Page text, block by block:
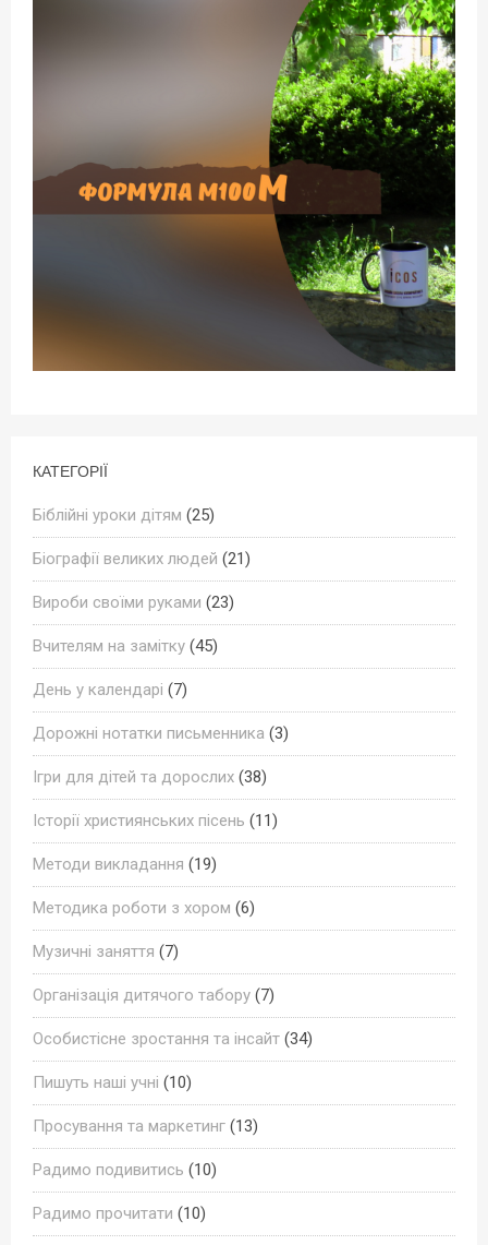
КАТЕГОРІЇ
Біблійні уроки дітям (25)
Біографії великих людей (21)
Вироби своїми руками (23)
Вчителям на замітку (45)
День у календарі (7)
Дорожні нотатки письменника (3)
Ігри для дітей та дорослих (38)
Історії християнських пісень (11)
Методи викладання (19)
Методика роботи з хором (6)
Музичні заняття (7)
Організація дитячого табору (7)
Особистісне зростання та інсайт (34)
Пишуть наші учні (10)
Просування та маркетинг (13)
Радимо подивитись (10)
Радимо прочитати (10)